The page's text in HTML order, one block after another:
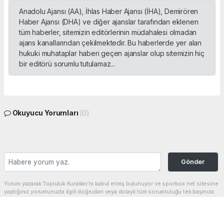
Anadolu Ajansı (AA), İhlas Haber Ajansı (İHA), Demirören
Haber Ajansı (DHA) ve diğer ajanslar tarafından eklenen
tüm haberler, sitemizin editörlerinin müdahalesi olmadan
ajans kanallarından çekilmektedir. Bu haberlerde yer alan
hukuki muhataplar haberi geçen ajanslar olup sitemizin hiç
bir editörü sorumlu tutulamaz...
Okuyucu Yorumları (0)
Gönder
Yorum yazarak Topluluk Kuralları’nı kabul etmiş bulunuyor ve sporbox.net sitesine
yaptığınız yorumunuzla ilgili doğrudan veya dolaylı tüm sorumluluğu tek başınıza